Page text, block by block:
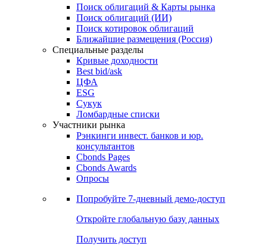
ежеквартальный аналитический журнал
Облигации
Поиски
Поиск облигаций & Карты рынка
Поиск облигаций (ИИ)
Поиск котировок облигаций
Ближайшие размещения (Россия)
Специальные разделы
Кривые доходности
Best bid/ask
ЦФА
ESG
Сукук
Ломбардные списки
Участники рынка
Рэнкинги инвест. банков и юр.
Cbonds Pages
Опросы
Попробуйте7-дневный